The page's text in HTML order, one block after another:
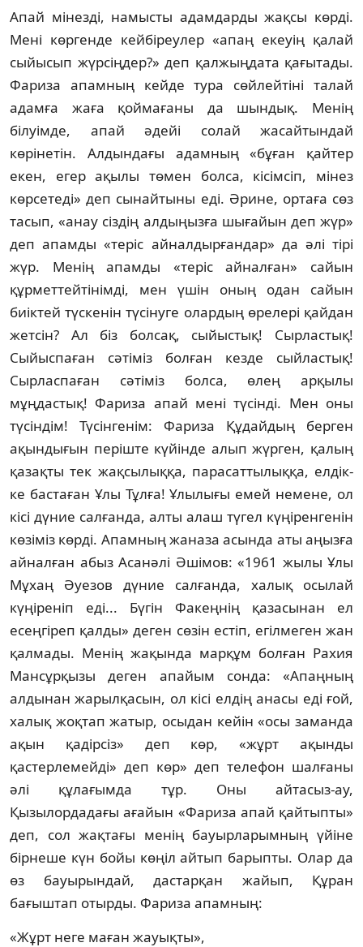
Апай мінезді, намысты адамдарды жақ­сы көрді.
Мені көргенде кейбіреулер «апаң екеуің қалай
сыйысып жүрсіңдер?» деп қал­жыңдата қағытады.
Фариза апамның кейде тура сөйлейтіні талай
адамға жаға қойма­ғаны да шындық. Менің
білуімде, апай әдейі солай жасайтындай
көрінетін. Алдындағы адамның «бұған қайтер
екен, егер ақылы төмен болса, кісімсіп, мінез
көрсетеді» деп сы­найтыны еді. Әрине, ортаға сөз
тасып, «анау сіздің алдыңызға шығайын деп жүр»
деп апамды «теріс айналдырғандар» да әлі тірі
жүр. Менің апамды «теріс айналған» сайын
құрметтейтінімді, мен үшін оның одан сайын
биіктей түскенін түсінуге олар­дың өрелері қайдан
жетсін? Ал біз болсақ, сыйыстық! Сырластық!
Сыйыспаған сәтіміз бол­ған кезде сыйластық!
Сырласпаған сәті­міз болса, өлең арқылы
мұңдастық! Фариза апай мені түсінді. Мен оны
түсіндім! Түсін­генім: Фариза Құдайдың берген
ақындығын періште күйінде алып жүрген, қалың
қазақ­ты тек жақсылыққа, парасаттылыққа, елдік­
ке бастаған Ұлы Тұлға! Ұлылығы емей неме­не, ол
кісі дүние салғанда, алты алаш түгел күңіренгенін
көзіміз көрді. Апамның жаназа асында аты аңызға
айналған абыз Асанәлі Әшімов: «1961 жылы Ұлы
Мұхаң Әуезов дү­ние салғанда, халық осылай
күңіреніп еді... Бүгін Факеңнің қазасынан ел
есеңгіреп қалды» деген сөзін естіп, егілмеген жан
қал­мады. Менің жақында марқұм болған Рахия
Мансұрқызы деген апайым сонда: «Апаңның
алдынан жарылқасын, ол кісі елдің анасы еді ғой,
халық жоқтап жатыр, осыдан кейін «осы заманда
ақын қадірсіз» деп көр, «жұрт ақын­ды
қастерлемейді» деп көр» деп телефон шал­ғаны
әлі құлағымда тұр. Оны айтасыз-ау,
Қызылордадағы ағайын «Фариза апай қай­тыпты»
деп, сол жақтағы менің бауырларым­ның үйіне
бірнеше күн бойы көңіл айтып барыпты. Олар да
өз бауырындай, дастарқан жайып, Құран
бағыштап отырды. Фариза апамның:
«Жұрт неге маған жауықты»,